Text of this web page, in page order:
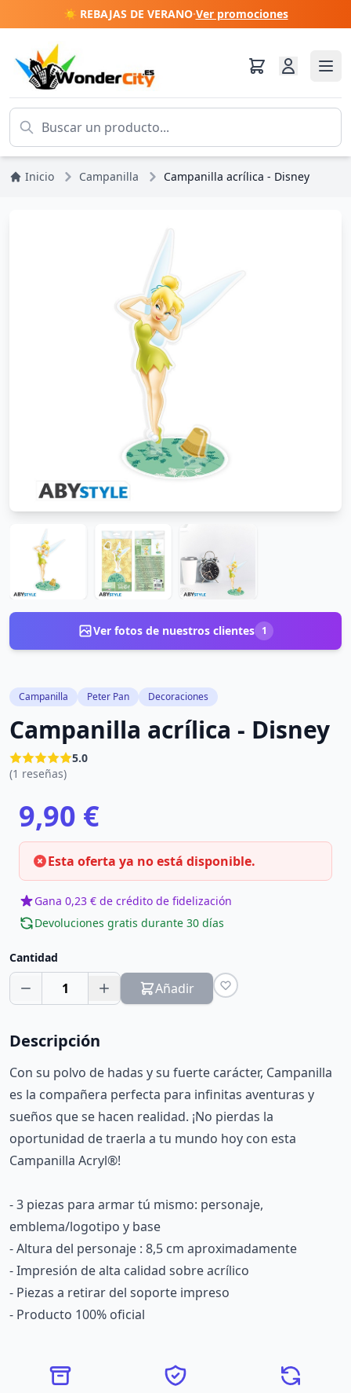
☀️ REBAJAS DE VERANO·Ver promociones
Inicio Campanilla Campanilla acrílica - Disney
Ver fotos de nuestros clientes 1
Campanilla Peter Pan Decoraciones
Campanilla acrílica - Disney
5.0
(1 reseñas)
9,90 €
Esta oferta ya no está disponible.
Gana 0,23 € de crédito de fidelización
Devoluciones gratis durante 30 días
Cantidad
1 Añadir
Descripción
Con su polvo de hadas y su fuerte carácter, Campanilla
es la compañera perfecta para infinitas aventuras y
sueños que se hacen realidad. ¡No pierdas la
oportunidad de traerla a tu mundo hoy con esta
Campanilla Acryl®!
- 3 piezas para armar tú mismo: personaje,
emblema/logotipo y base
- Altura del personaje : 8,5 cm aproximadamente
- Impresión de alta calidad sobre acrílico
- Piezas a retirar del soporte impreso
- Producto 100% oficial